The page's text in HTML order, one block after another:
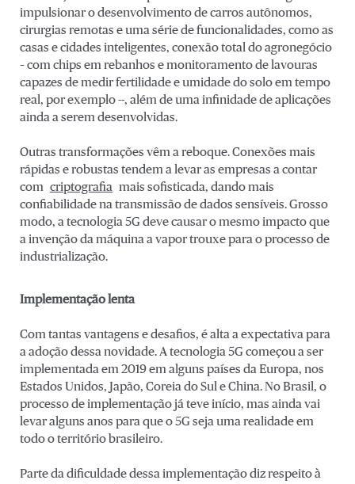
impulsionar o desenvolvimento de carros autônomos,
cirurgias remotas e uma série de funcionalidades, como as
casas e cidades inteligentes, conexão total do agronegócio
– com chips em rebanhos e monitoramento de lavouras
capazes de medir fertilidade e umidade do solo em tempo
real, por exemplo --, além de uma infinidade de aplicações
ainda a serem desenvolvidas.
Outras transformações vêm a reboque. Conexões mais
rápidas e robustas tendem a levar as empresas a contar
com criptografia mais sofisticada, dando mais
confiabilidade na transmissão de dados sensíveis. Grosso
modo, a tecnologia 5G deve causar o mesmo impacto que
a invenção da máquina a vapor trouxe para o processo de
industrialização.
Implementação lenta
Com tantas vantagens e desafios, é alta a expectativa para
a adoção dessa novidade. A tecnologia 5G começou a ser
implementada em 2019 em alguns países da Europa, nos
Estados Unidos, Japão, Coreia do Sul e China. No Brasil, o
processo de implementação já teve início, mas ainda vai
levar alguns anos para que o 5G seja uma realidade em
todo o território brasileiro.
Parte da dificuldade dessa implementação diz respeito à